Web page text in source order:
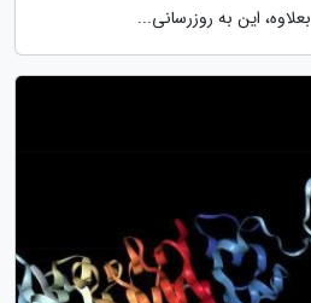
این به روزرسانی...